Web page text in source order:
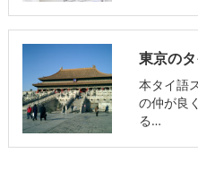
本タイ語
の仲が良
る…